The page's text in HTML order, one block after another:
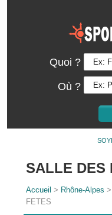
Quoi ?
Où ?
SALLE DES
Accueil > Rhône-Alpes
FETES